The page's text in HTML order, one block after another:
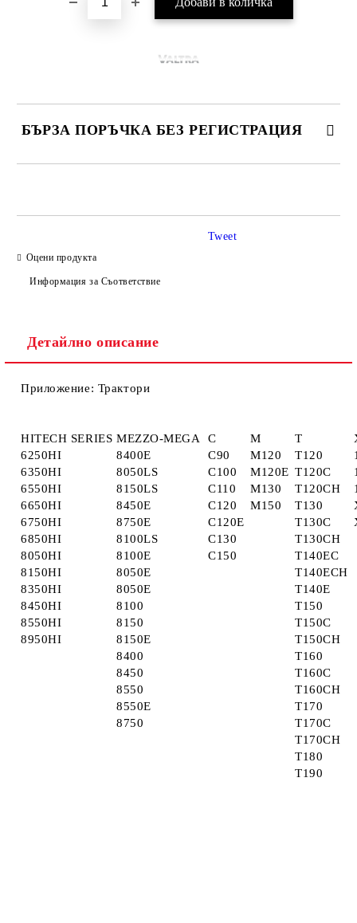
БЪРЗА ПОРЪЧКА БЕЗ РЕГИСТРАЦИЯ
Оцени продукта
Информация за Съответствие
Tweet
Детайлно описание
Приложение: Трактори
HITECH SERIES MEZZO-MEGA C M T
6250HI
8400E C90 M120 T120
6350HI
8050LS C100 M120E T120C
6550HI
8150LS C110 M130 T120CH
6650HI
8450E C120 M150 T130
6750HI
8750E C120E T130C
6850HI
8100LS C130
T130CH
8050HI
8100E C150
T140EC
8150HI
8050E
T140ECH
8350HI
8050E
T140E
8450HI
8100
T150
8550HI
8150
T150C
8950HI
8150E
T150CH
8400
T160
8450
T160C
8550
T160CH
8550E
T170
8750
T170C
T170CH
T180
T190